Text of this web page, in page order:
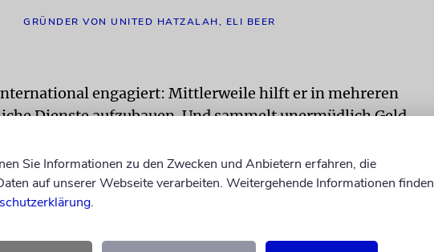
GRÜNDER VON UNITED HATZALAH, ELI BEER
engagiert: Mittlerweile hilft er in mehreren
Dienste aufzubauen. Und sammelt unermüdlich Geld,
das Coronavirus eingefangen. Wo genau, das weiß er nicht.
habe er begonnen, sich unwohl zu fühlen. Am 20. wurde
eingewiesen. »Ich konnte nicht mehr atmen. Es war
Sie Informationen zu den Zwecken und Anbietern erfahren, die
auf unserer Webseite verarbeiten. Weitergehende Informationen finden
.